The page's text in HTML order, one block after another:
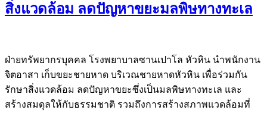
สิ่งแวดล้อม ลดปัญหาขยะมลพิษทางทะเล
ฝ่ายทรัพยากรบุคคล โรงพยาบาลซานเปาโล หัวหิน นำพนักงาน
จิตอาสา เก็บขยะชายหาด บริเวณชายหาดหัวหิน เพื่อร่วมกัน
รักษาสิ่งแวดล้อม ลดปัญหาขยะซึ่งเป็นมลพิษทางทะเล และ
สร้างสมดุลให้กับธรรมชาติ รวมถึงการสร้างสภาพแวดล้อมที่